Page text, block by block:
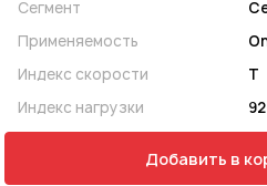
Сегмент
Применяемость
Индекс скорости
T
Индекс нагрузки
92
Добавить в